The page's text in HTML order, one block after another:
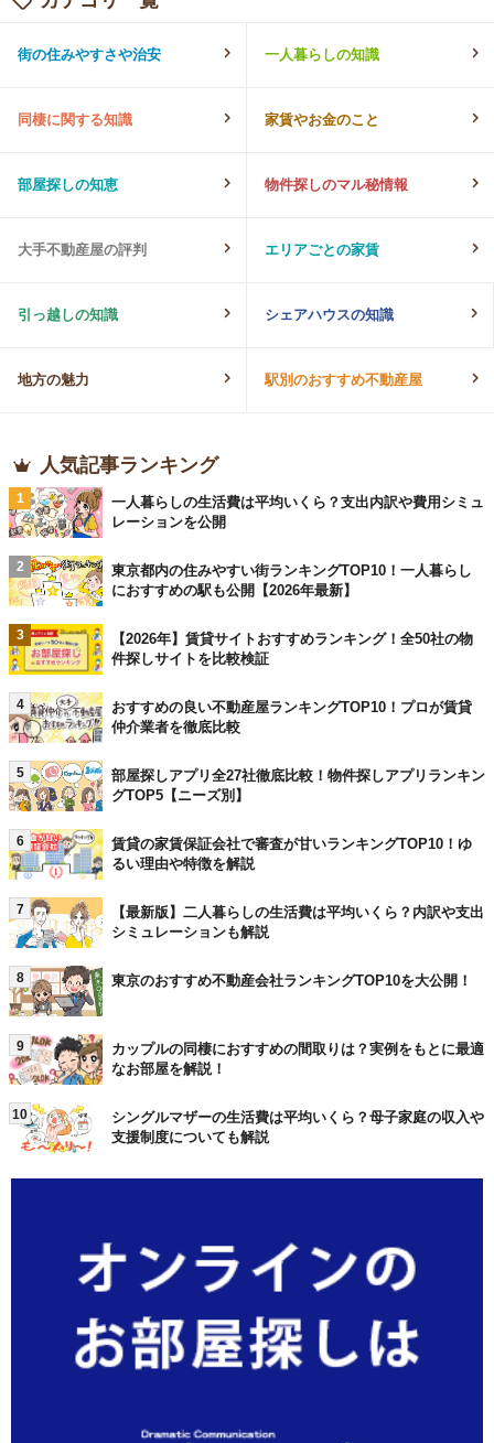
街の住みやすさや治安 一人暮らしの知識
同棲に関する知識 家賃やお金のこと
部屋探しの知恵 物件探しのマル秘情報
大手不動産屋の評判 エリアごとの家賃
引っ越しの知識 シェアハウスの知識
地方の魅力 駅別のおすすめ不動産屋
人気記事ランキング
1
一人暮らしの生活費は平均いくら？支出内訳や費用シミュ
レーションを公開
2
東京都内の住みやすい街ランキングTOP10！一人暮らし
におすすめの駅も公開【2026年最新】
3
【2026年】賃貸サイトおすすめランキング！全50社の物
件探しサイトを比較検証
4
おすすめの良い不動産屋ランキングTOP10！プロが賃貸
仲介業者を徹底比較
5
部屋探しアプリ全27社徹底比較！物件探しアプリランキン
グTOP5【ニーズ別】
6
賃貸の家賃保証会社で審査が甘いランキングTOP10！ゆ
るい理由や特徴を解説
7
【最新版】二人暮らしの生活費は平均いくら？内訳や支出
シミュレーションも解説
8 東京のおすすめ不動産会社ランキングTOP10を大公開！
9
カップルの同棲におすすめの間取りは？実例をもとに最適
なお部屋を解説！
10
シングルマザーの生活費は平均いくら？母子家庭の収入や
支援制度についても解説